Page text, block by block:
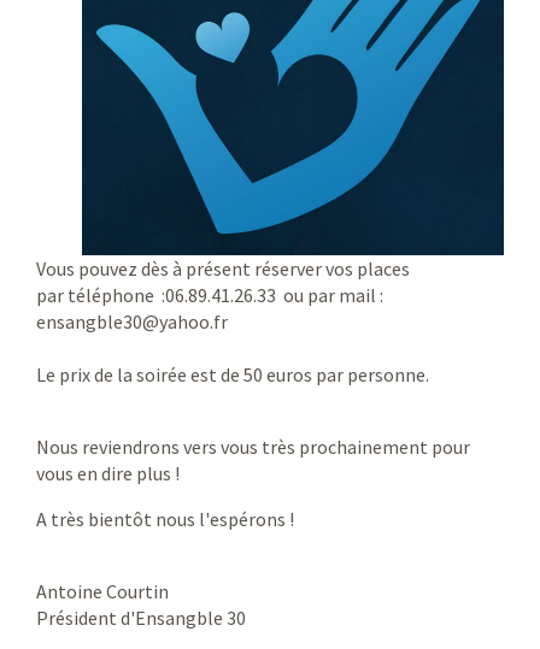
Vous pouvez dès à présent réserver vos places
par téléphone :06.89.41.26.33 ou par mail :
ensangble30@yahoo.fr
Le prix de la soirée est de 50 euros par personne.
Nous reviendrons vers vous très prochainement pour
vous en dire plus !
A très bientôt nous l'espérons !
Antoine Courtin
Président d'Ensangble 30